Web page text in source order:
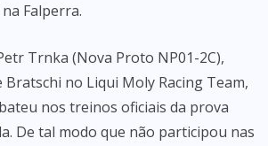
Falperra.
Trnka (Nova Proto NP01-2C),
Bratschi no Liqui Moly Racing Team,
nos treinos oficiais da prova
De tal modo que não participou nas